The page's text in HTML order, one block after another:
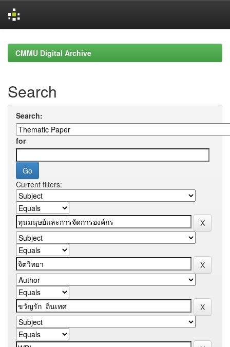
navigationCMMU Digital Archive
Search
Search:
for
Current filters: